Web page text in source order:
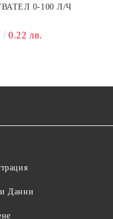
0-100 Л/Ч
0.22 лв.
Данни